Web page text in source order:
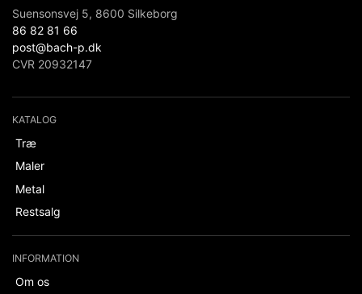
Suensonsvej 5, 8600 Silkeborg
86 82 81 66
post@bach-p.dk
CVR 20932147
KATALOG
Træ
Maler
Metal
Restsalg
INFORMATION
Om os